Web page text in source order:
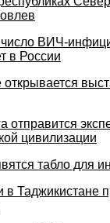
ВИЧ-
в России
открывается
отправится
цивилизации
табло для
в Таджикистане